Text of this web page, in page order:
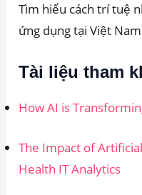
Tìm hiểu cách trí tuệ
ứng dụng tại Việt
Tài liệu tham
How AI is
The Impact of
Health IT Analytics